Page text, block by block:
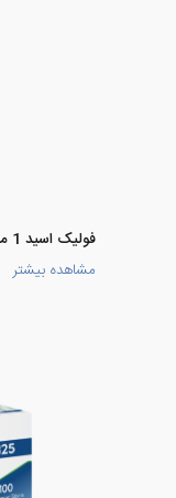
فولیک اسید 1 میلی گرم
مشاهده بیشتر